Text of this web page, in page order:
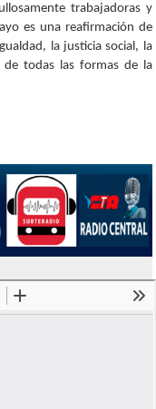
trabajadoras y
es una reafirmación de
la justicia social, la
de todas las formas de la